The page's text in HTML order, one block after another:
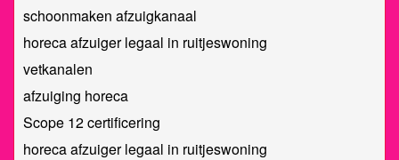
schoonmaken afzuigkanaal
horeca afzuiger legaal in ruitjeswoning
vetkanalen
afzuiging horeca
Scope 12 certificering
horeca afzuiger legaal in ruitjeswoning